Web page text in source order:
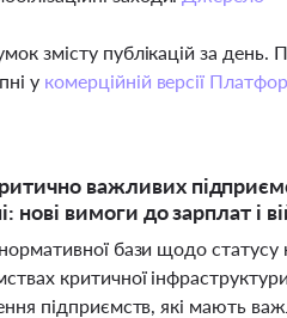
змісту публікацій за
у комерційній версії
важливих
нові вимоги до зарплат і
бази щодо
критичної
підприємств, які мають